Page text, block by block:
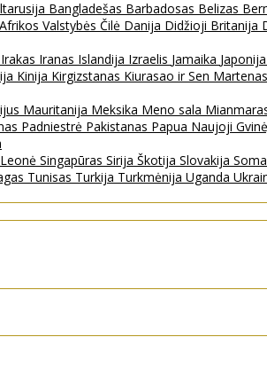
Bangladešas Barbadosas Belizas
Valstybės Čilė Danija Didžioji Britanija
Irakas Iranas Islandija Izraelis Jamaika Japonija
Kinija Kirgizstanas Kiurasao ir Sen Martenas
Mauritanija Meksika Meno sala
Padniestrė Pakistanas Papua Naujoji
Singapūras Sirija Škotija Slovakija
Tunisas Turkija Turkmėnija Uganda